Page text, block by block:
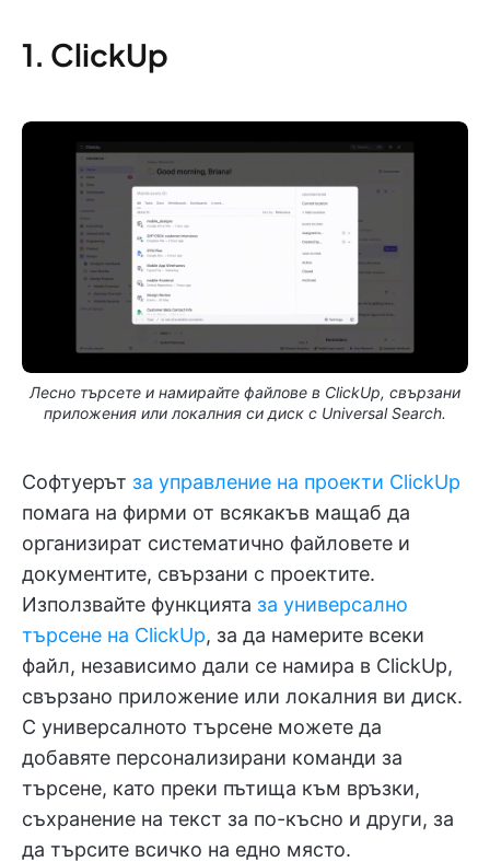
1. ClickUp
Лесно търсете и намирайте файлове в ClickUp, свързани
приложения или локалния си диск с Universal Search.
Софтуерът за управление на проекти ClickUp
помага на фирми от всякакъв мащаб да
организират систематично файловете и
документите, свързани с проектите.
Използвайте функцията за универсално
търсене на ClickUp, за да намерите всеки
файл, независимо дали се намира в ClickUp,
свързано приложение или локалния ви диск.
С универсалното търсене можете да
добавяте персонализирани команди за
търсене, като преки пътища към връзки,
съхранение на текст за по-късно и други, за
да търсите всичко на едно място.